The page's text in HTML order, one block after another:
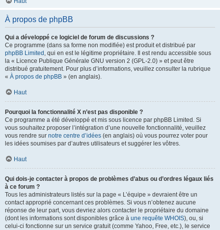
À propos de phpBB
Qui a développé ce logiciel de forum de discussions ?
Ce programme (dans sa forme non modifiée) est produit et distribué par
phpBB Limited , qui en est le légitime propriétaire. Il est rendu accessible sous
la « Licence Publique Générale GNU version 2 (GPL-2.0) » et peut être
distribué gratuitement. Pour plus d’informations, veuillez consulter la rubrique
« À propos de phpBB » (en anglais).
Haut
Pourquoi la fonctionnalité X n’est pas disponible ?
Ce programme a été développé et mis sous licence par phpBB Limited. Si
vous souhaitez proposer l’intégration d’une nouvelle fonctionnalité, veuillez
vous rendre sur notre centre d’idées (en anglais) où vous pourrez voter pour
les idées soumises par d’autres utilisateurs et suggérer les vôtres.
Haut
Qui dois-je contacter à propos de problèmes d’abus ou d’ordres légaux liés
à ce forum ?
Tous les administrateurs listés sur la page « L’équipe » devraient être un
contact approprié concernant ces problèmes. Si vous n’obtenez aucune
réponse de leur part, vous devriez alors contacter le propriétaire du domaine
(dont les informations sont disponibles grâce à une requête WHOIS), ou, si
celui-ci fonctionne sur un service gratuit (comme Yahoo, Free, etc.), le service